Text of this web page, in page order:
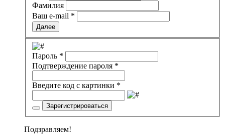
Фамилия
Ваш e-mail *
Далее
Пароль *
Подтверждение пароля *
Введите код с картинки *
Зарегистрироваться
Подзравляем!